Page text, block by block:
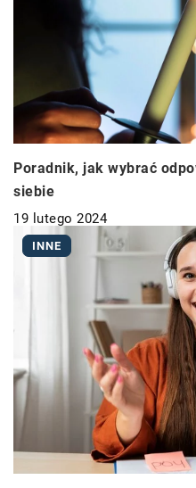
Poradnik, jak wybrać
siebie
19 lutego 2024
INNE